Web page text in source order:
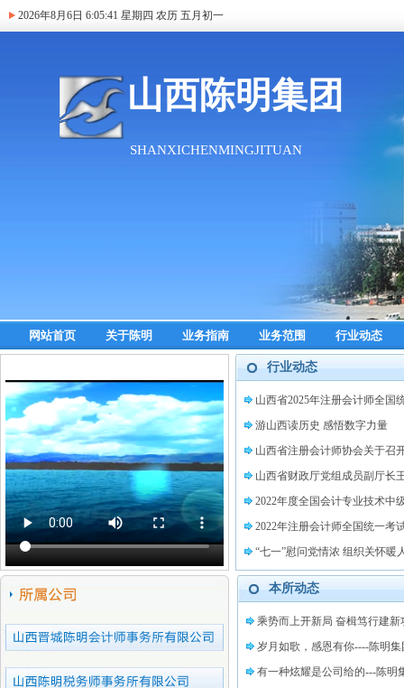
2026年8月6日 6:05:41 星期四 农历 五月初一
网站首页 关于陈明 业务指南 业务范围 行业动态
行业动态
山西省2025年注册会计师全国
游山西读历史 感悟数字力量
山西省注册会计师协会关于召
山西省财政厅党组成员副厅长
2022年度全国会计专业技术中
2022年注册会计师全国统一考
“七一”慰问党情浓 组织关怀暖
本所动态
乘势而上开新局 奋楫笃行建新
岁月如歌，感恩有你----陈明
有一种炫耀是公司给的---陈明